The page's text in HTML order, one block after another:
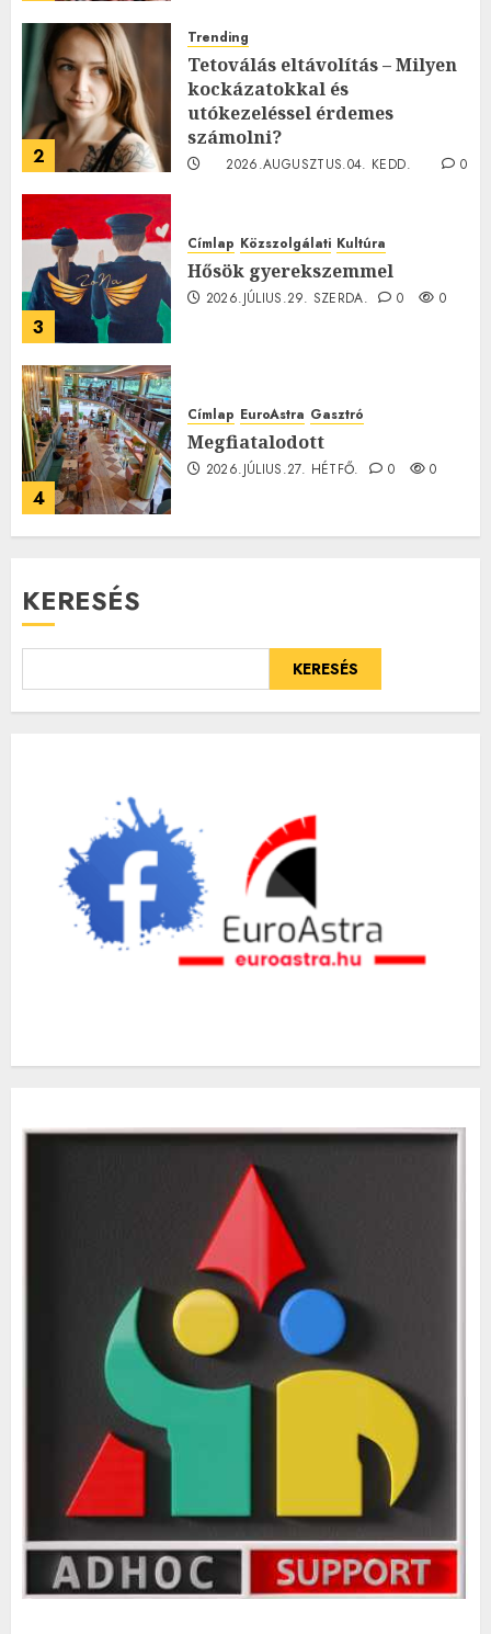
2
Trending
Tetoválás eltávolítás – Milyen
kockázatokkal és
utókezeléssel érdemes
számolni?
2026.AUGUSZTUS.04. KEDD.
0
3
Címlap Közszolgálati Kultúra
Hősök gyerekszemmel
2026.JÚLIUS.29. SZERDA. 0 0
4
Címlap EuroAstra Gasztró
Megfiatalodott
2026.JÚLIUS.27. HÉTFŐ. 0 0
KERESÉS
KERESÉS